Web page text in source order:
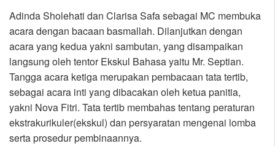
Adinda Sholehati dan Clarisa Safa sebagai MC membuka
acara dengan bacaan basmallah. Dilanjutkan dengan
acara yang kedua yakni sambutan, yang disampaikan
langsung oleh tentor Ekskul Bahasa yaitu Mr. Septian.
Tangga acara ketiga merupakan pembacaan tata tertib,
sebagai acara inti yang dibacakan oleh ketua panitia,
yakni Nova Fitri. Tata tertib membahas tentang peraturan
ekstrakurikuler(ekskul) dan persyaratan mengenai lomba
serta prosedur pembinaannya.